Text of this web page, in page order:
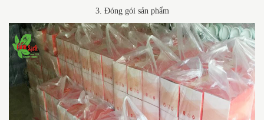
3. Đóng gói sản phẩm